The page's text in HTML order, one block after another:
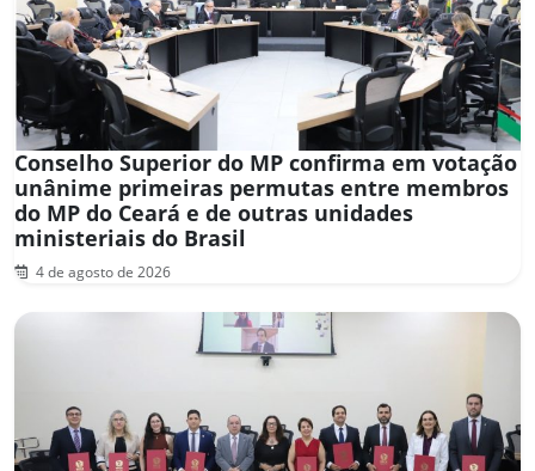
Conselho Superior do MP confirma em votação
unânime primeiras permutas entre membros
do MP do Ceará e de outras unidades
ministeriais do Brasil
4 de agosto de 2026